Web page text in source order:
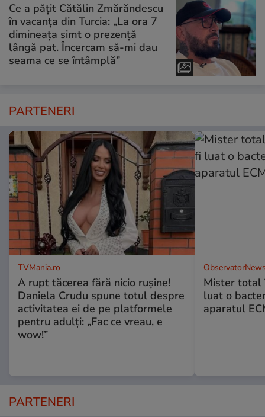
Ce a pățit Cătălin Zmărăndescu
în vacanța din Turcia: „La ora 7
dimineața simt o prezență
lângă pat. Încercam să-mi dau
seama ce se întâmplă”
PARTENERI
TVMania.ro
A rupt tăcerea fără nicio rușine!
Daniela Crudu spune totul despre
activitatea ei de pe platformele
pentru adulți: „Fac ce vreau, e
wow!”
Mister total
luat o
aparatul
PARTENERI